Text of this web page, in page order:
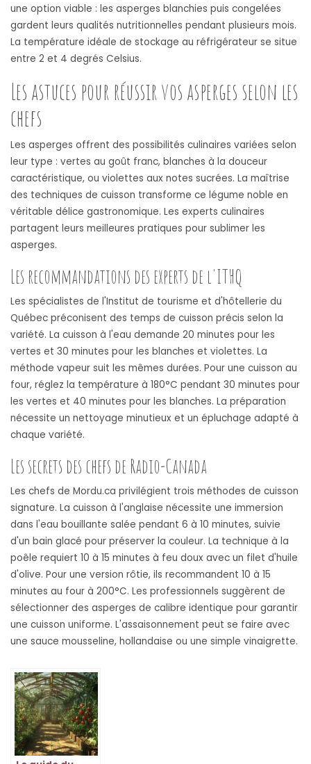
une option viable : les asperges blanchies puis congelées
gardent leurs qualités nutritionnelles pendant plusieurs mois.
La température idéale de stockage au réfrigérateur se situe
entre 2 et 4 degrés Celsius.
Les astuces pour réussir vos asperges selon les
chefs
Les asperges offrent des possibilités culinaires variées selon
leur type : vertes au goût franc, blanches à la douceur
caractéristique, ou violettes aux notes sucrées. La maîtrise
des techniques de cuisson transforme ce légume noble en
véritable délice gastronomique. Les experts culinaires
partagent leurs meilleures pratiques pour sublimer les
asperges.
Les recommandations des experts de l'ITHQ
Les spécialistes de l'Institut de tourisme et d'hôtellerie du
Québec préconisent des temps de cuisson précis selon la
variété. La cuisson à l'eau demande 20 minutes pour les
vertes et 30 minutes pour les blanches et violettes. La
méthode vapeur suit les mêmes durées. Pour une cuisson au
four, réglez la température à 180°C pendant 30 minutes pour
les vertes et 40 minutes pour les blanches. La préparation
nécessite un nettoyage minutieux et un épluchage adapté à
chaque variété.
Les secrets des chefs de Radio-Canada
Les chefs de Mordu.ca privilégient trois méthodes de cuisson
signature. La cuisson à l'anglaise nécessite une immersion
dans l'eau bouillante salée pendant 6 à 10 minutes, suivie
d'un bain glacé pour préserver la couleur. La technique à la
poêle requiert 10 à 15 minutes à feu doux avec un filet d'huile
d'olive. Pour une version rôtie, ils recommandent 10 à 15
minutes au four à 200°C. Les professionnels suggèrent de
sélectionner des asperges de calibre identique pour garantir
une cuisson uniforme. L'assaisonnement peut se faire avec
une sauce mousseline, hollandaise ou une simple vinaigrette.